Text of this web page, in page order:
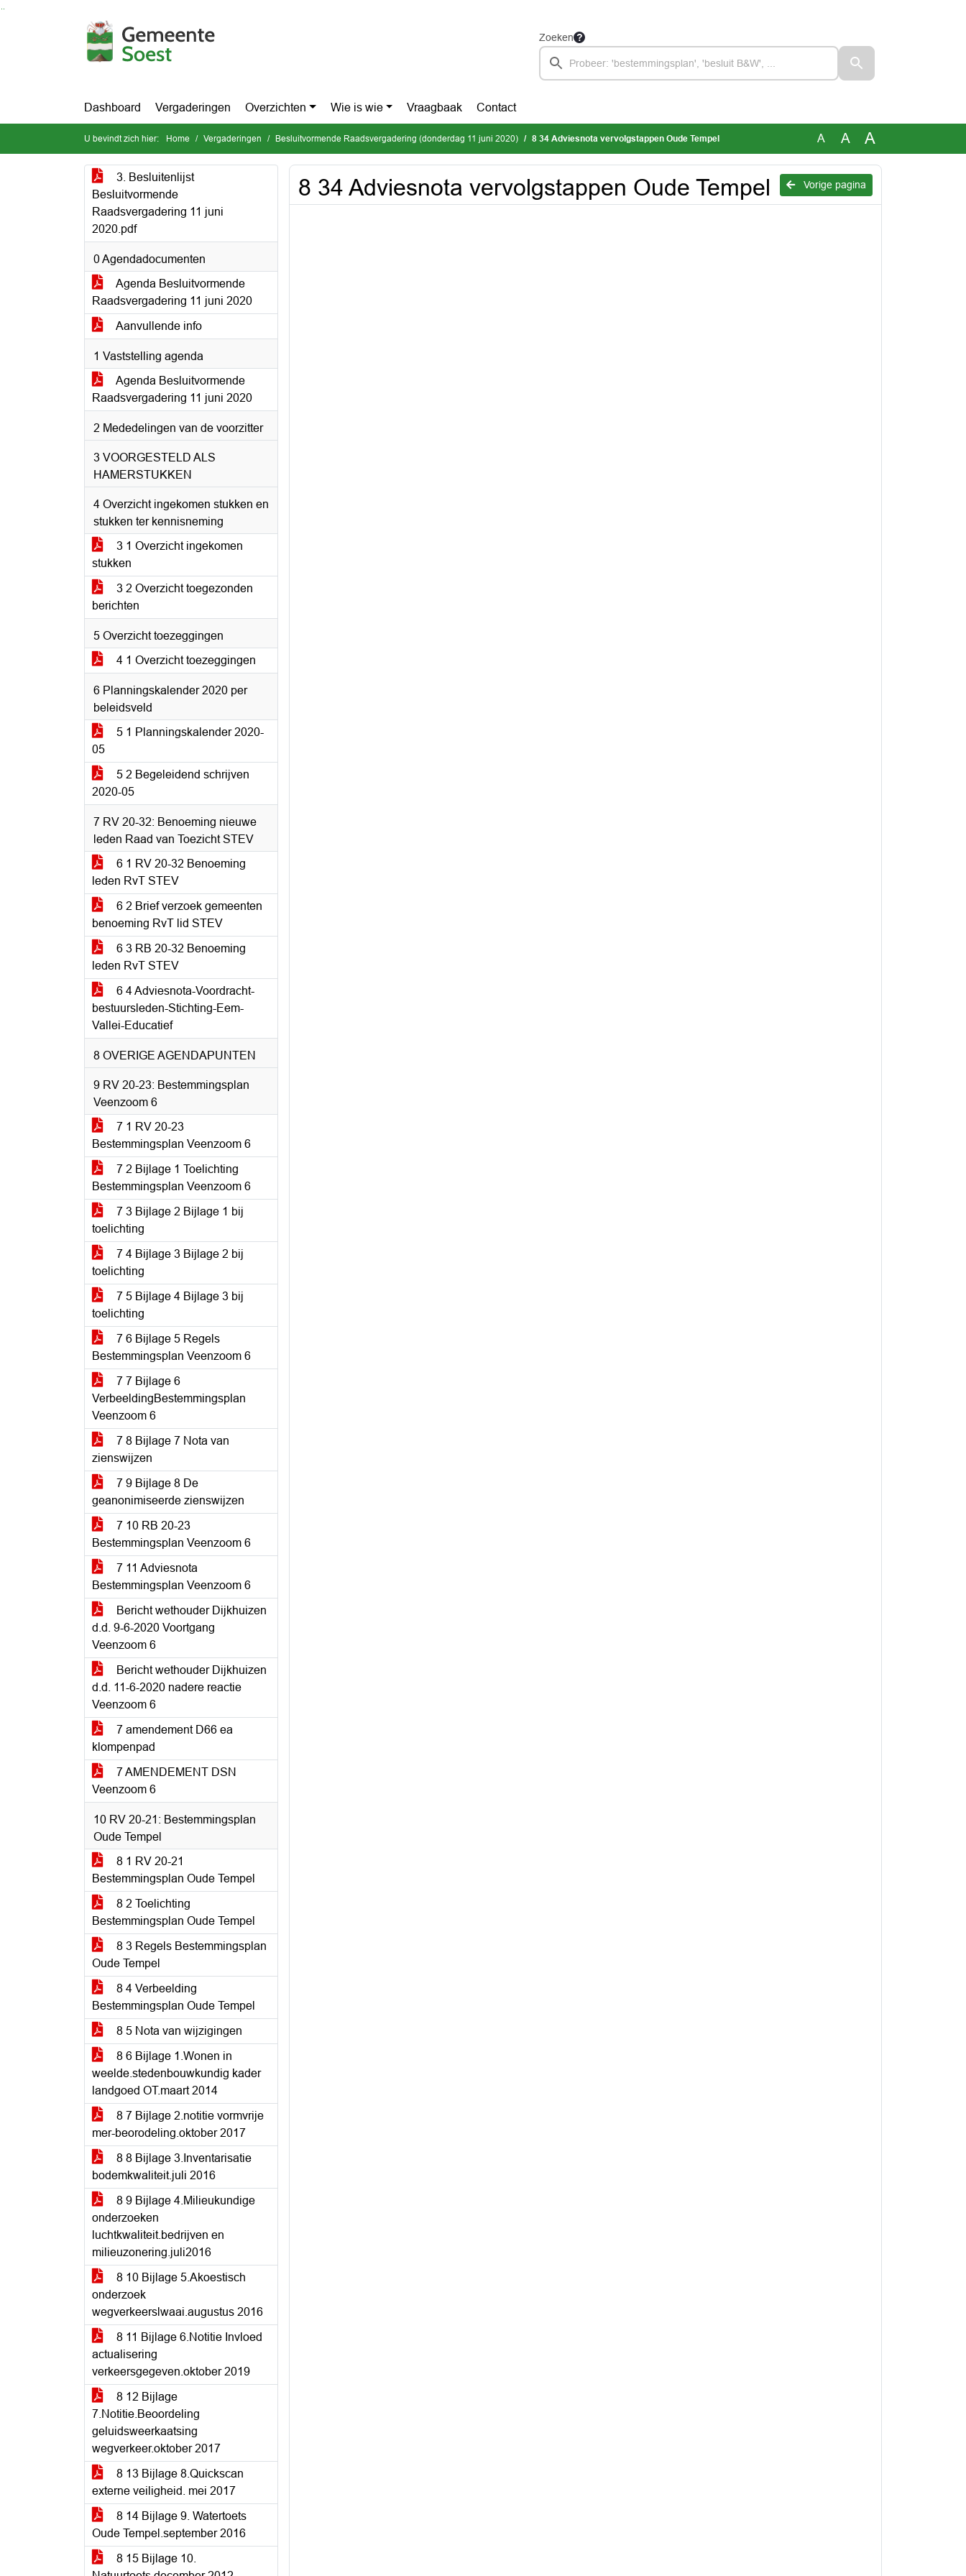
Zoeken
Dashboard Vergaderingen Overzichten Wie is wie Vraagbaak Contact
U bevindt zich hier: Home Vergaderingen Besluitvormende Raadsvergadering (donderdag 11 juni 2020) 8 34 Adviesnota vervolgstappen Oude Tempel A A A
3. Besluitenlijst
Besluitvormende
Raadsvergadering 11 juni
2020.pdf
0 Agendadocumenten
Agenda Besluitvormende
Raadsvergadering 11 juni 2020
Aanvullende info
1 Vaststelling agenda
Agenda Besluitvormende
Raadsvergadering 11 juni 2020
2 Mededelingen van de voorzitter
3 VOORGESTELD ALS
HAMERSTUKKEN
4 Overzicht ingekomen stukken en
stukken ter kennisneming
3 1 Overzicht ingekomen
stukken
3 2 Overzicht toegezonden
berichten
5 Overzicht toezeggingen
4 1 Overzicht toezeggingen
6 Planningskalender 2020 per
beleidsveld
5 1 Planningskalender 2020-
05
5 2 Begeleidend schrijven
2020-05
7 RV 20-32: Benoeming nieuwe
leden Raad van Toezicht STEV
6 1 RV 20-32 Benoeming
leden RvT STEV
6 2 Brief verzoek gemeenten
benoeming RvT lid STEV
6 3 RB 20-32 Benoeming
leden RvT STEV
6 4 Adviesnota-Voordracht-
bestuursleden-Stichting-Eem-
Vallei-Educatief
8 OVERIGE AGENDAPUNTEN
9 RV 20-23: Bestemmingsplan
Veenzoom 6
7 1 RV 20-23
Bestemmingsplan Veenzoom 6
7 2 Bijlage 1 Toelichting
Bestemmingsplan Veenzoom 6
7 3 Bijlage 2 Bijlage 1 bij
toelichting
7 4 Bijlage 3 Bijlage 2 bij
toelichting
7 5 Bijlage 4 Bijlage 3 bij
toelichting
7 6 Bijlage 5 Regels
Bestemmingsplan Veenzoom 6
7 7 Bijlage 6
VerbeeldingBestemmingsplan
Veenzoom 6
7 8 Bijlage 7 Nota van
zienswijzen
7 9 Bijlage 8 De
geanonimiseerde zienswijzen
7 10 RB 20-23
Bestemmingsplan Veenzoom 6
7 11 Adviesnota
Bestemmingsplan Veenzoom 6
Bericht wethouder Dijkhuizen
d.d. 9-6-2020 Voortgang
Veenzoom 6
Bericht wethouder Dijkhuizen
d.d. 11-6-2020 nadere reactie
Veenzoom 6
7 amendement D66 ea
klompenpad
7 AMENDEMENT DSN
Veenzoom 6
10 RV 20-21: Bestemmingsplan
Oude Tempel
8 1 RV 20-21
Bestemmingsplan Oude Tempel
8 2 Toelichting
Bestemmingsplan Oude Tempel
8 3 Regels Bestemmingsplan
Oude Tempel
8 4 Verbeelding
Bestemmingsplan Oude Tempel
8 5 Nota van wijzigingen
8 6 Bijlage 1.Wonen in
weelde.stedenbouwkundig kader
landgoed OT.maart 2014
8 7 Bijlage 2.notitie vormvrije
mer-beorodeling.oktober 2017
8 8 Bijlage 3.Inventarisatie
bodemkwaliteit.juli 2016
8 9 Bijlage 4.Milieukundige
onderzoeken
luchtkwaliteit.bedrijven en
milieuzonering.juli2016
8 10 Bijlage 5.Akoestisch
onderzoek
wegverkeerslwaai.augustus 2016
8 11 Bijlage 6.Notitie Invloed
actualisering
verkeersgegeven.oktober 2019
8 12 Bijlage
7.Notitie.Beoordeling
geluidsweerkaatsing
wegverkeer.oktober 2017
8 13 Bijlage 8.Quickscan
externe veiligheid. mei 2017
8 14 Bijlage 9. Watertoets
Oude Tempel.september 2016
8 15 Bijlage 10.
Vorige pagina
8 34 Adviesnota vervolgstappen Oude Tempel